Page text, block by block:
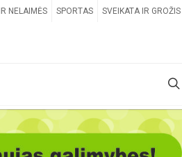
NELAIMĖS SPORTAS SVEIKATA IR GROŽIS